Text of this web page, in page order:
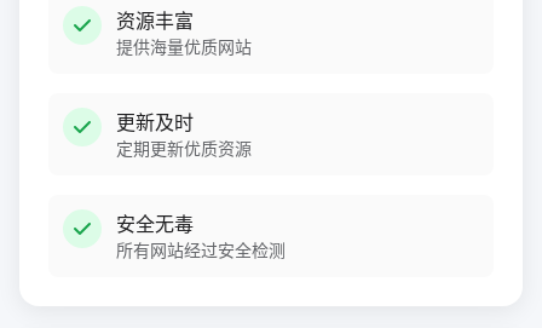
资源丰富
提供海量优质网站
更新及时
定期更新优质资源
安全无毒
所有网站经过安全检测